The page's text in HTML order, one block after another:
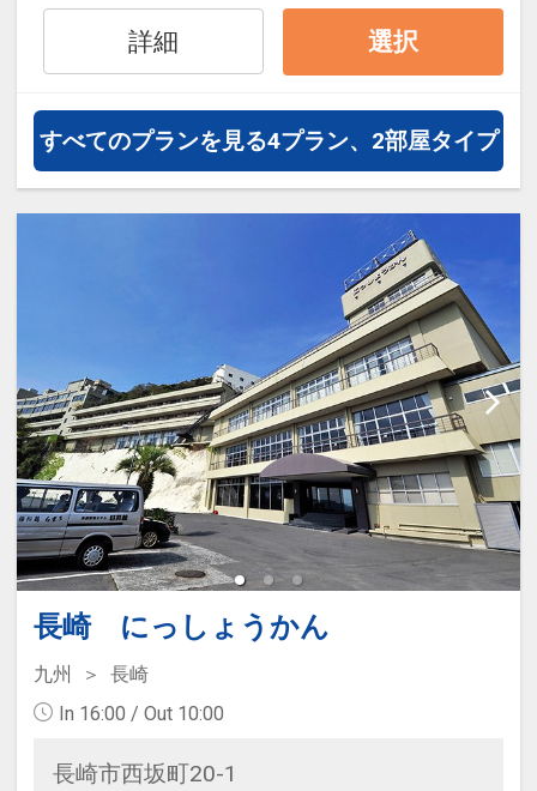
JALグループ）確約！フライトマイ
ル50%貯まります。
オプションでレンタカーや現地交
通・体験プランなどの追加（同時予
約）が可能なプランもございます。
■宿泊者特典
ミネラルウォーターをお1人様1本プ
フロントロビーにてコーヒー無料サ
詳細 選択
すべてのプランを見る4プラン、2部屋タイプ
長崎 にっしょうかん
九州
長崎
In 16:00 / Out 10:00
長崎市西坂町20-1